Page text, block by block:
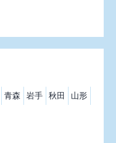
青森 岩手 秋田
山形